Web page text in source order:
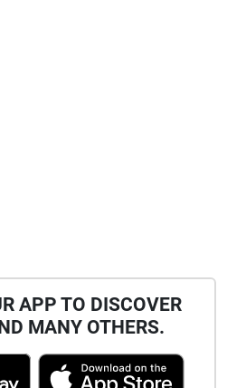
APP TO DISCOVER
MANY OTHERS.